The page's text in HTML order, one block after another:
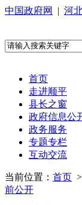
中国政府网 | 河
首页
走进顺平
县长之窗
政府信息公
政务服务
专题专栏
互动交流
当前位置： 首页
前公开